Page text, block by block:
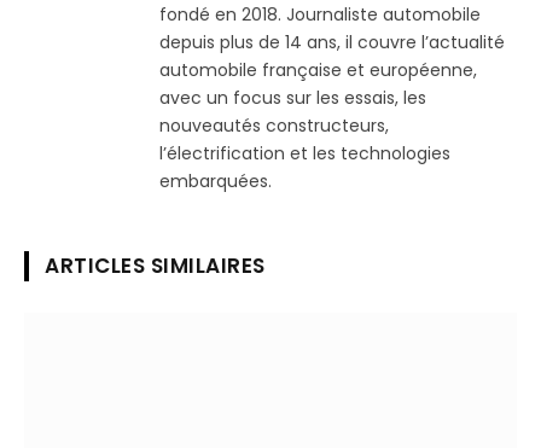
fondé en 2018. Journaliste automobile
depuis plus de 14 ans, il couvre l’actualité
automobile française et européenne,
avec un focus sur les essais, les
nouveautés constructeurs,
l’électrification et les technologies
embarquées.
ARTICLES SIMILAIRES